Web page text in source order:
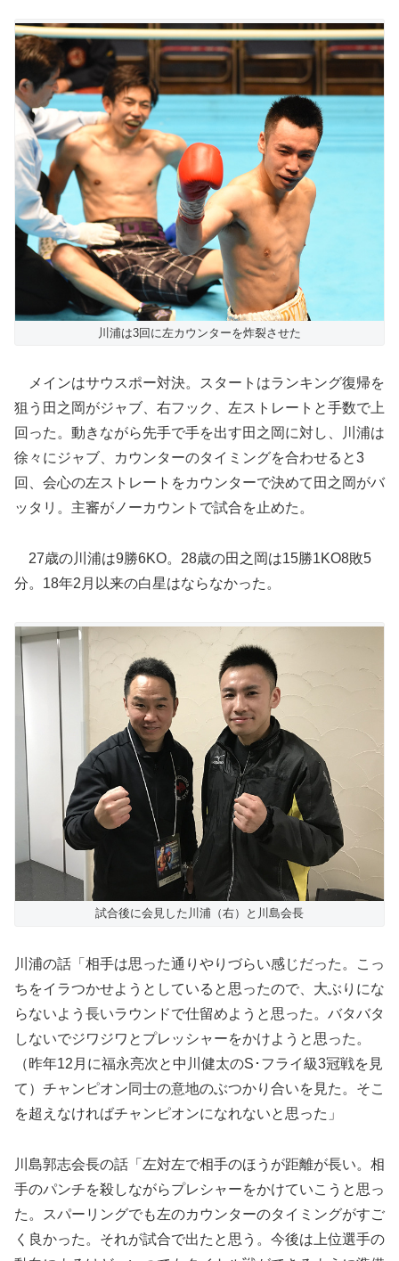
川浦は3回に左カウンターを炸裂させた
メインはサウスポー対決。スタートはランキング復帰を
狙う田之岡がジャブ、右フック、左ストレートと手数で上
回った。動きながら先手で手を出す田之岡に対し、川浦は
徐々にジャブ、カウンターのタイミングを合わせると3
回、会心の左ストレートをカウンターで決めて田之岡がバ
ッタリ。主審がノーカウントで試合を止めた。
27歳の川浦は9勝6KO。28歳の田之岡は15勝1KO8敗5
分。18年2月以来の白星はならなかった。
試合後に会見した川浦（右）と川島会長
川浦の話「相手は思った通りやりづらい感じだった。こっ
ちをイラつかせようとしていると思ったので、大ぶりにな
らないよう長いラウンドで仕留めようと思った。バタバタ
しないでジワジワとプレッシャーをかけようと思った。
（昨年12月に福永亮次と中川健太のS･フライ級3冠戦を見
て）チャンピオン同士の意地のぶつかり合いを見た。そこ
を超えなければチャンピオンになれないと思った」
川島郭志会長の話「左対左で相手のほうが距離が長い。相
手のパンチを殺しながらプレシャーをかけていこうと思っ
た。スパーリングでも左のカウンターのタイミングがすご
く良かった。それが試合で出たと思う。今後は上位選手の